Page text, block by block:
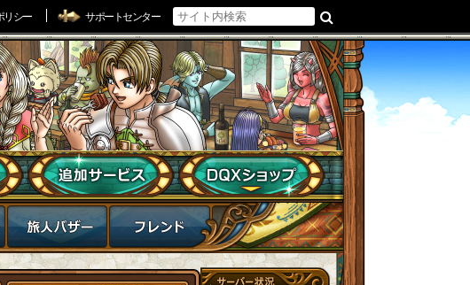
リシー サポートセンター